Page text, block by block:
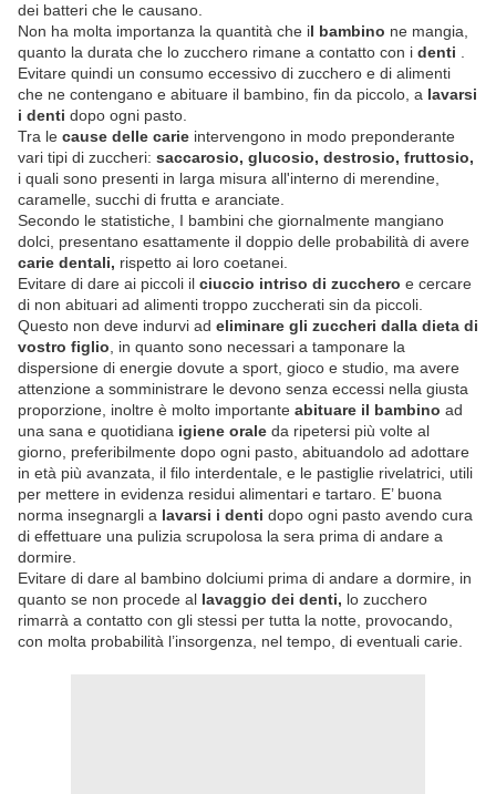
dei batteri che le causano.
Non ha molta importanza la quantità che il bambino ne mangia,
quanto la durata che lo zucchero rimane a contatto con i denti
Evitare quindi un consumo eccessivo di zucchero e di alimenti
che ne contengano e abituare il bambino, fin da piccolo, a lavarsi
i denti dopo ogni pasto.
Tra le cause delle carie intervengono in modo preponderante
vari tipi di zuccheri: saccarosio, glucosio, destrosio, fruttosio,
i quali sono presenti in larga misura all'interno di merendine,
caramelle, succhi di frutta e aranciate.
Secondo le statistiche, I bambini che giornalmente mangiano
dolci, presentano esattamente il doppio delle probabilità di avere
carie dentali, rispetto ai loro coetanei.
Evitare di dare ai piccoli il ciuccio intriso di zucchero e cercare
di non abituari ad alimenti troppo zuccherati sin da piccoli.
Questo non deve indurvi ad eliminare gli zuccheri dalla dieta di
vostro figlio , in quanto sono necessari a tamponare la
dispersione di energie dovute a sport, gioco e studio, ma avere
attenzione a somministrare le devono senza eccessi nella giusta
proporzione, inoltre è molto importante abituare il bambino ad
una sana e quotidiana igiene orale da ripetersi più volte al
giorno, preferibilmente dopo ogni pasto, abituandolo ad adottare
in età più avanzata, il filo interdentale, e le pastiglie rivelatrici, utili
per mettere in evidenza residui alimentari e tartaro. E’ buona
norma insegnargli a lavarsi i denti dopo ogni pasto avendo cura
di effettuare una pulizia scrupolosa la sera prima di andare a
dormire.
Evitare di dare al bambino dolciumi prima di andare a dormire, in
quanto se non procede al lavaggio dei denti, lo zucchero
rimarrà a contatto con gli stessi per tutta la notte, provocando,
con molta probabilità l’insorgenza, nel tempo, di eventuali carie.